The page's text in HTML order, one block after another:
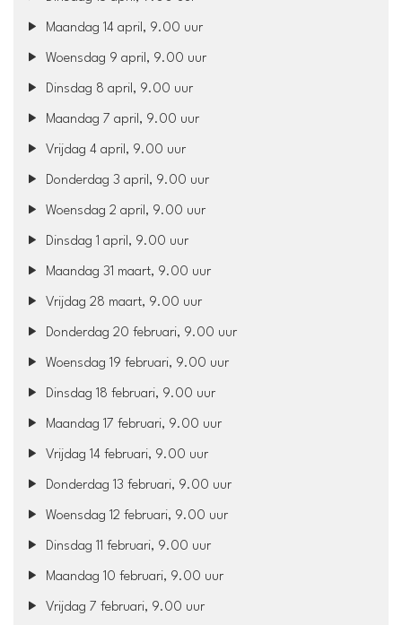
Maandag 14 april, 9.00 uur
Woensdag 9 april, 9.00 uur
Dinsdag 8 april, 9.00 uur
Maandag 7 april, 9.00 uur
Vrijdag 4 april, 9.00 uur
Donderdag 3 april, 9.00 uur
Woensdag 2 april, 9.00 uur
Dinsdag 1 april, 9.00 uur
Maandag 31 maart, 9.00 uur
Vrijdag 28 maart, 9.00 uur
Donderdag 20 februari, 9.00 uur
Woensdag 19 februari, 9.00 uur
Dinsdag 18 februari, 9.00 uur
Maandag 17 februari, 9.00 uur
Vrijdag 14 februari, 9.00 uur
Donderdag 13 februari, 9.00 uur
Woensdag 12 februari, 9.00 uur
Dinsdag 11 februari, 9.00 uur
Maandag 10 februari, 9.00 uur
Vrijdag 7 februari, 9.00 uur